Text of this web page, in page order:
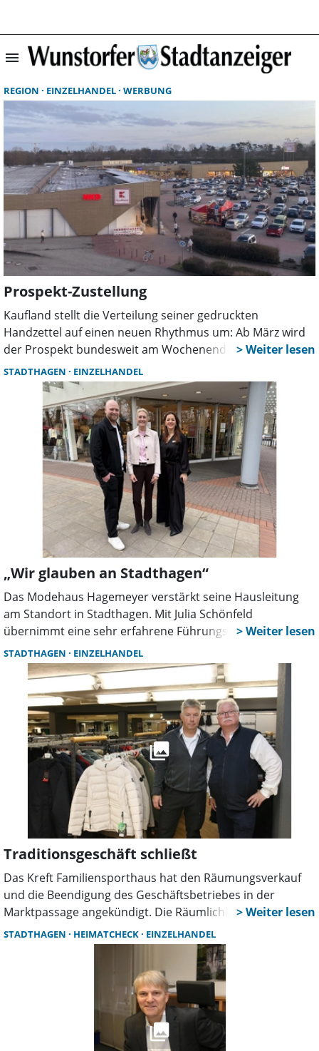
menu
REGION EINZELHANDEL WERBUNG
Prospekt-Zustellung
Kaufland stellt die Verteilung seiner gedruckten
Handzettel auf einen neuen Rhythmus um: Ab März wird
der Prospekt bundesweit am Wochenende statt wie
bisher in der Wochenmitte an die Haushalte zugestellt.
Mit der Verschiebung des Verteiltages auf das
Wochenende reagiert der Lebensmittelhändler direkt auf
die Bedürfnisse vieler Kunden.
STADTHAGEN EINZELHANDEL
„Wir glauben an Stadthagen“
Das Modehaus Hagemeyer verstärkt seine Hausleitung
am Standort in Stadthagen. Mit Julia Schönfeld
übernimmt eine sehr erfahrene Führungskraft die
operative Gesamtleitung in der Kreisstadt, sie wirkt dabei
mit Benedikt Saal und Nadica Georgieva zusammen.
STADTHAGEN EINZELHANDEL
Traditionsgeschäft schließt
Das Kreft Familiensporthaus hat den Räumungsverkauf
und die Beendigung des Geschäftsbetriebes in der
Marktpassage angekündigt. Die Räumlichkeiten im
Untergeschoss würden den Erwartungen vieler Kunden
an ein modernes Einkaufserlebnis nicht mehr
entsprechen, so die Familie zu den Hintergründen.
STADTHAGEN HEIMATCHECK EINZELHANDEL